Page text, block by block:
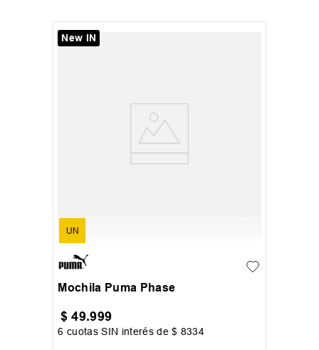
New IN
UN
Mochila Puma Phase
$ 49.999
6 cuotas SIN interés de$ 8334